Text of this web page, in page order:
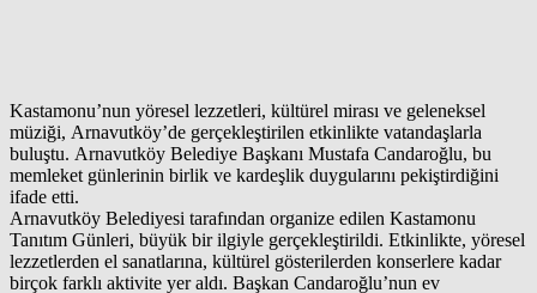
Kastamonu’nun yöresel lezzetleri, kültürel mirası ve geleneksel
müziği, Arnavutköy’de gerçekleştirilen etkinlikte vatandaşlarla
buluştu. Arnavutköy Belediye Başkanı Mustafa Candaroğlu, bu
memleket günlerinin birlik ve kardeşlik duygularını pekiştirdiğini
ifade etti.
Arnavutköy Belediyesi tarafından organize edilen Kastamonu
Tanıtım Günleri, büyük bir ilgiyle gerçekleştirildi. Etkinlikte, yöresel
lezzetlerden el sanatlarına, kültürel gösterilerden konserlere kadar
birçok farklı aktivite yer aldı. Başkan Candaroğlu’nun ev